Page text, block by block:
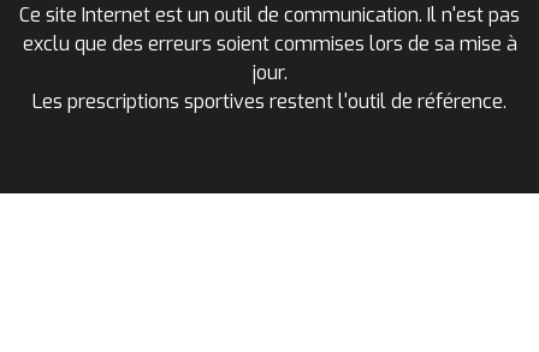
Ce site Internet est un outil de communication. Il n'est pas
exclu que des erreurs soient commises lors de sa mise à
jour.
Les prescriptions sportives restent l'outil de référence.